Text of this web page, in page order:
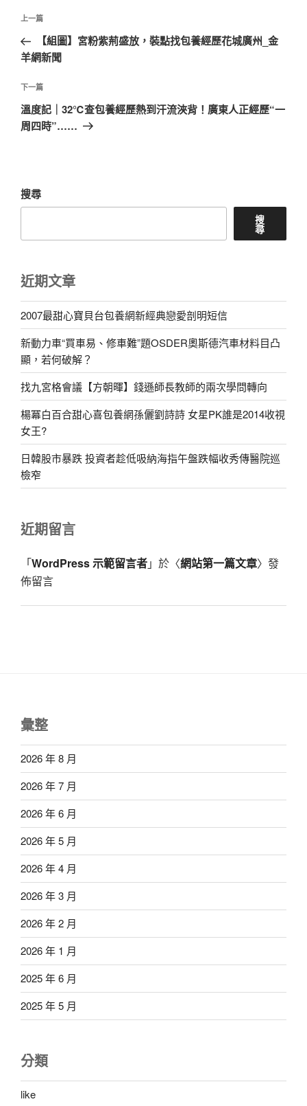
文
導
覽
上
一
篇
章
上一篇
【組圖】宮粉紫荊盛放，裝點找包養經歷花城廣州_金
羊網新聞
下
一
篇
下一篇
溫度記｜32℃查包養經歷熱到汗流浹背！廣東人正經歷“一
周四時”……
搜尋
搜
尋
近期文章
2007最甜心寶貝台包養網新經典戀愛剖明短信
新動力車“買車易、修車難”題OSDER奧斯德汽車材料目凸
顯，若何破解？
找九宮格會議【方朝暉】錢遜師長教師的兩次學問轉向
楊冪白百合甜心喜包養網孫儷劉詩詩 女星PK誰是2014收視
女王?
日韓股市暴跌 投資者趁低吸納海指午盤跌幅收秀傳醫院巡
檢窄
近期留言
「WordPress 示範留言者」於〈網站第一篇文章〉發
佈留言
彙整
2026 年 8 月
2026 年 7 月
2026 年 6 月
2026 年 5 月
2026 年 4 月
2026 年 3 月
2026 年 2 月
2026 年 1 月
2025 年 6 月
2025 年 5 月
分類
like